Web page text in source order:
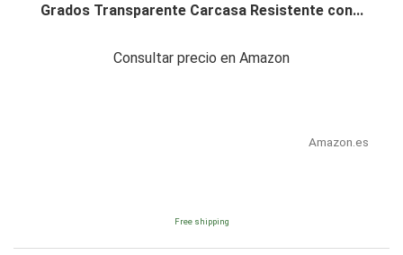
Grados Transparente Carcasa Resistente con...
Consultar precio en Amazon
Amazon.es
Free shipping